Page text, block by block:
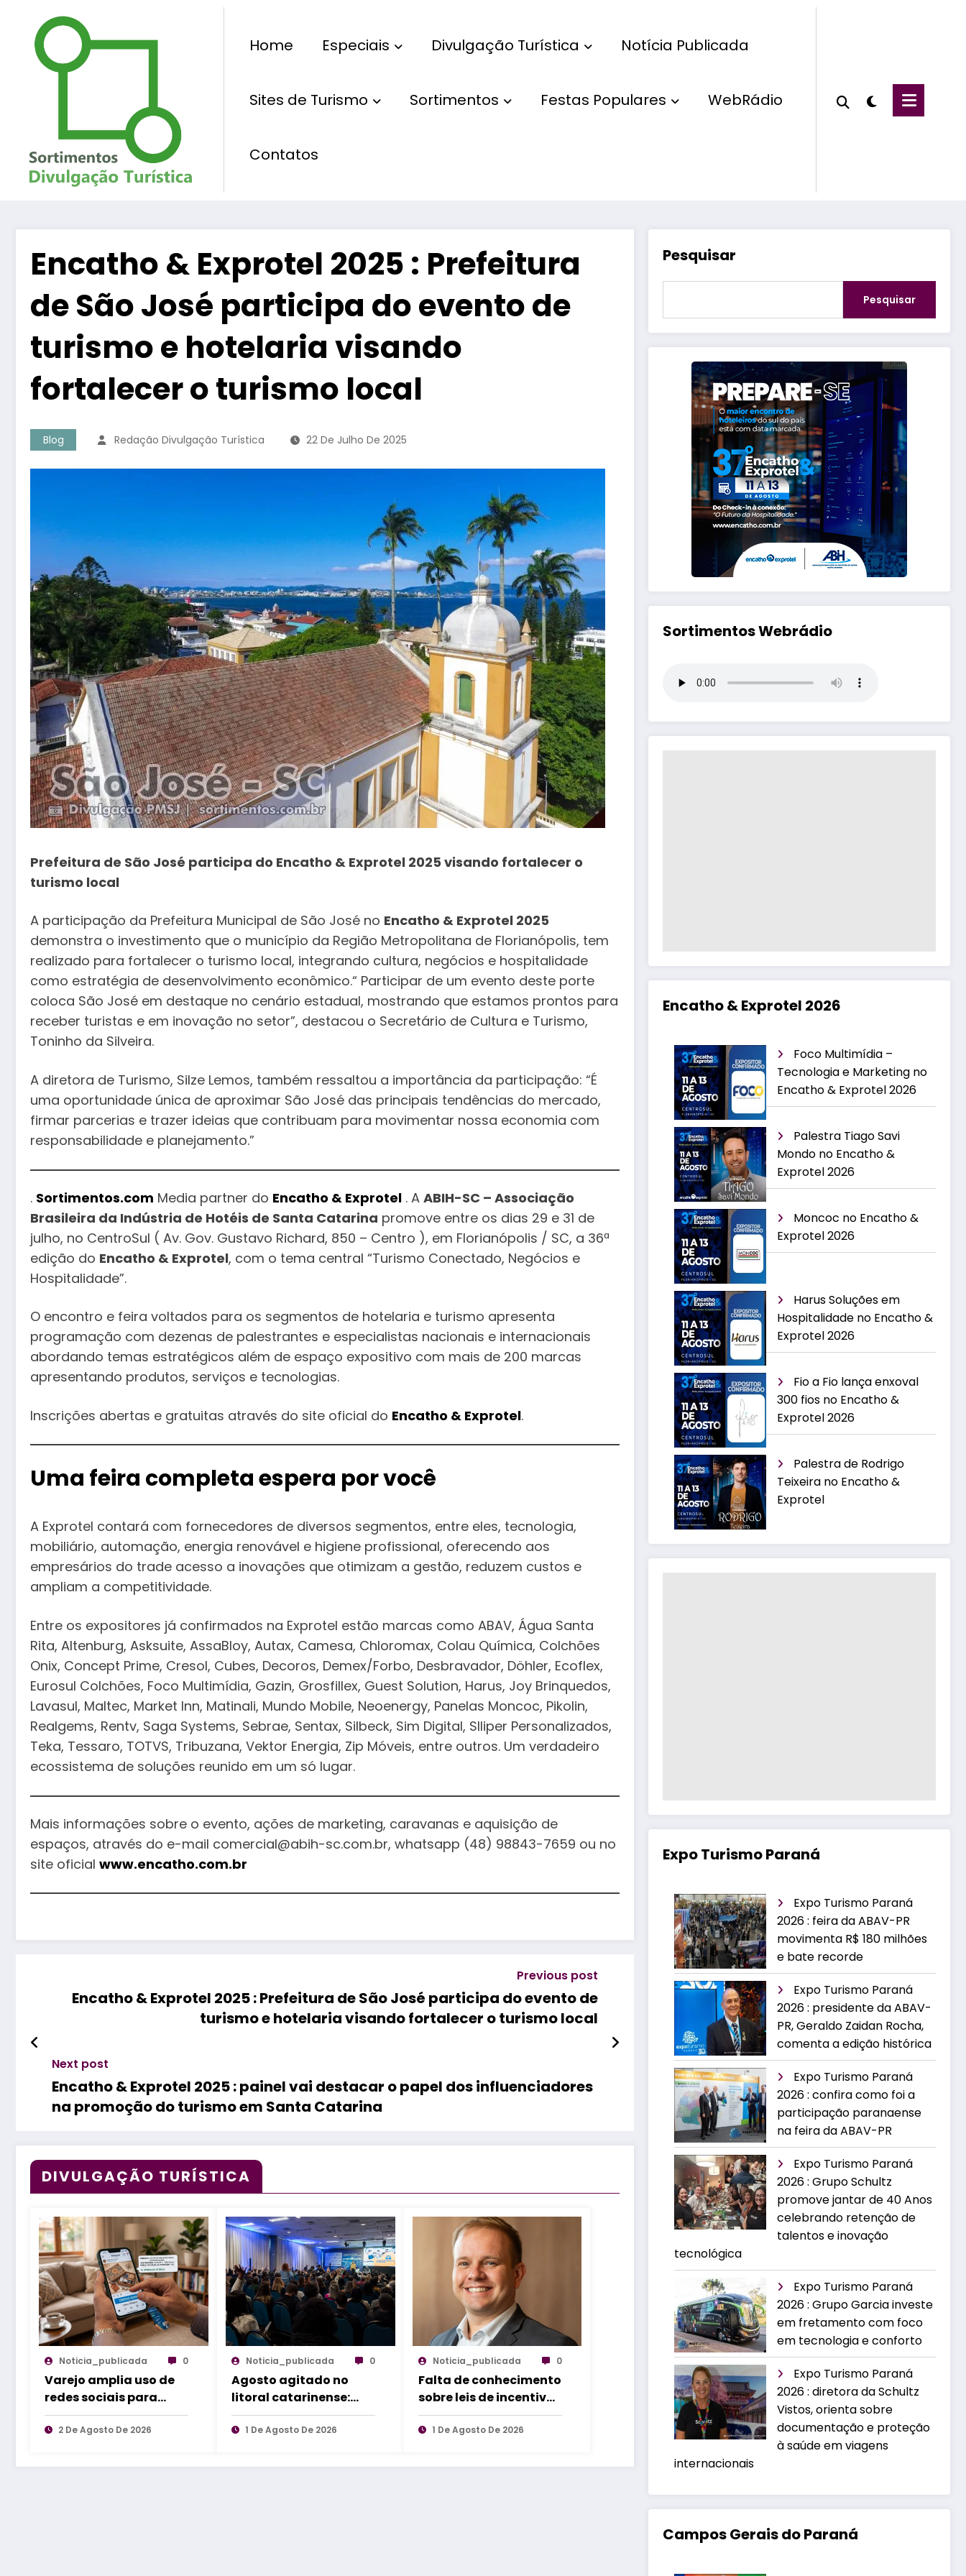
conteúdo
Home Especiais Divulgação Turística Notícia Publicada
Sites de Turismo Sortimentos Festas Populares WebRádio
Contatos
Encatho & Exprotel 2025 : Prefeitura
de São José participa do evento de
turismo e hotelaria visando
fortalecer o turismo local
Blog Redação Divulgação Turística 22 De Julho De 2025
Prefeitura de São José participa do Encatho & Exprotel 2025 visando fortalecer o
turismo local
A participação da Prefeitura Municipal de São José no Encatho & Exprotel 2025
demonstra o investimento que o município da Região Metropolitana de Florianópolis, tem
realizado para fortalecer o turismo local, integrando cultura, negócios e hospitalidade
como estratégia de desenvolvimento econômico.“ Participar de um evento deste porte
coloca São José em destaque no cenário estadual, mostrando que estamos prontos para
receber turistas e em inovação no setor”, destacou o Secretário de Cultura e Turismo,
Toninho da Silveira.
A diretora de Turismo, Silze Lemos, também ressaltou a importância da participação: “É
uma oportunidade única de aproximar São José das principais tendências do mercado,
firmar parcerias e trazer ideias que contribuam para movimentar nossa economia com
responsabilidade e planejamento.”
. Sortimentos.com Media partner do Encatho & Exprotel . A ABIH-SC – Associação
Brasileira da Indústria de Hotéis de Santa Catarina promove entre os dias 29 e 31 de
julho, no CentroSul ( Av. Gov. Gustavo Richard, 850 – Centro ), em Florianópolis / SC, a 36ª
edição do Encatho & Exprotel, com o tema central “Turismo Conectado, Negócios e
Hospitalidade”.
O encontro e feira voltados para os segmentos de hotelaria e turismo apresenta
programação com dezenas de palestrantes e especialistas nacionais e internacionais
abordando temas estratégicos além de espaço expositivo com mais de 200 marcas
apresentando produtos, serviços e tecnologias.
Inscrições abertas e gratuitas através do site oficial do Encatho & Exprotel.
Uma feira completa espera por você
A Exprotel contará com fornecedores de diversos segmentos, entre eles, tecnologia,
mobiliário, automação, energia renovável e higiene profissional, oferecendo aos
empresários do trade acesso a inovações que otimizam a gestão, reduzem custos e
ampliam a competitividade.
Entre os expositores já confirmados na Exprotel estão marcas como ABAV, Água Santa
Rita, Altenburg, Asksuite, AssaBloy, Autax, Camesa, Chloromax, Colau Química, Colchões
Onix, Concept Prime, Cresol, Cubes, Decoros, Demex/Forbo, Desbravador, Döhler, Ecoflex,
Eurosul Colchões, Foco Multimídia, Gazin, Grosfillex, Guest Solution, Harus, Joy Brinquedos,
Lavasul, Maltec, Market Inn, Matinali, Mundo Mobile, Neoenergy, Panelas Moncoc, Pikolin,
Realgems, Rentv, Saga Systems, Sebrae, Sentax, Silbeck, Sim Digital, Slliper Personalizados,
Teka, Tessaro, TOTVS, Tribuzana, Vektor Energia, Zip Móveis, entre outros. Um verdadeiro
ecossistema de soluções reunido em um só lugar.
Mais informações sobre o evento, ações de marketing, caravanas e aquisição de
espaços, através do e-mail comercial@abih-sc.com.br, whatsapp (48) 98843-7659 ou no
site oficial www.encatho.com.br
Previous post
Encatho & Exprotel 2025 : Prefeitura de São José participa do evento de
turismo e hotelaria visando fortalecer o turismo local
Next post
Encatho & Exprotel 2025 : painel vai destacar o papel dos influenciadores
na promoção do turismo em Santa Catarina
DIVULGAÇÃO TURÍSTICA
Noticia_publicada 0
Varejo amplia uso de
redes sociais para
atender e vender na
reta final do Dia dos
2 De Agosto De 2026
Noticia_publicada 0
Agosto agitado no
litoral catarinense:
agenda reúne grandes
eventos de norte a sul
1 De Agosto De 2026
Noticia_publicada 0
Falta de conhecimento
sobre leis de incentivo
é o que falta para
impulsionar inovação
1 De Agosto De 2026
Pesquisar
Pesquisar
Sortimentos Webrádio
Encatho & Exprotel 2026
Foco Multimídia –
Tecnologia e Marketing no
Encatho & Exprotel 2026
Palestra Tiago Savi
Mondo no Encatho &
Exprotel 2026
Moncoc no Encatho &
Exprotel 2026
Harus Soluções em
Hospitalidade no Encatho &
Exprotel 2026
Fio a Fio lança enxoval
300 fios no Encatho &
Exprotel 2026
Palestra de Rodrigo
Teixeira no Encatho &
Exprotel
Expo Turismo Paraná
Expo Turismo Paraná
2026 : feira da ABAV-PR
movimenta R$ 180 milhões
e bate recorde
Expo Turismo Paraná
2026 : presidente da ABAV-
PR, Geraldo Zaidan Rocha,
comenta a edição histórica
Expo Turismo Paraná
2026 : confira como foi a
participação paranaense
na feira da ABAV-PR
Expo Turismo Paraná
2026 : Grupo Schultz
promove jantar de 40 Anos
celebrando retenção de
talentos e inovação
tecnológica
Expo Turismo Paraná
2026 : Grupo Garcia investe
em fretamento com foco
em tecnologia e conforto
Expo Turismo Paraná
2026 : diretora da Schultz
Vistos, orienta sobre
documentação e proteção
à saúde em viagens
internacionais
Campos Gerais do Paraná